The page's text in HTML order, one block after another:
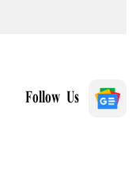
Follow Us